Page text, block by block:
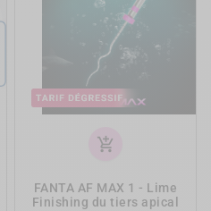
add_shopping_cart
FANTA AF MAX 1 - Lime
Finishing du tiers apical